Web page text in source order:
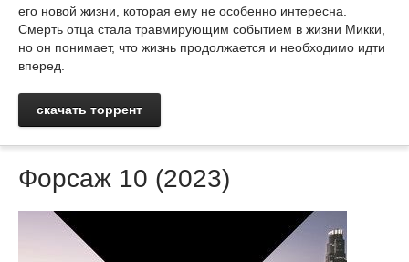
его новой жизни, которая ему не особенно интересна.
Смерть отца стала травмирующим событием в жизни Микки,
но он понимает, что жизнь продолжается и необходимо идти
вперед.
скачать торрент
Форсаж 10 (2023)